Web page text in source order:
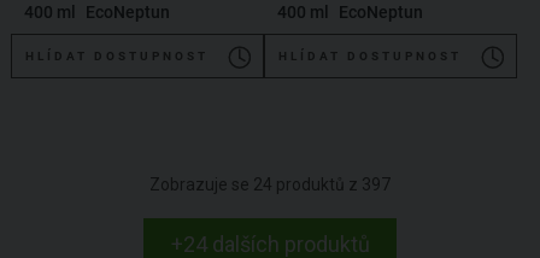
400 ml
EcoNeptun
HLÍDAT DOSTUPNOST
400 ml
EcoNeptun
HLÍDAT DOSTUPNOST
Zobrazuje se 24 produktů z 397
+24 dalších produktů